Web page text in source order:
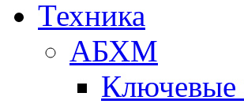
Техника
АБХМ